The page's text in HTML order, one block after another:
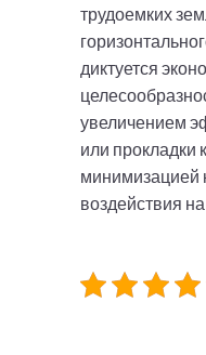
трудоемких
диктуется
увеличением
или прокладки
минимизацией
воздействия